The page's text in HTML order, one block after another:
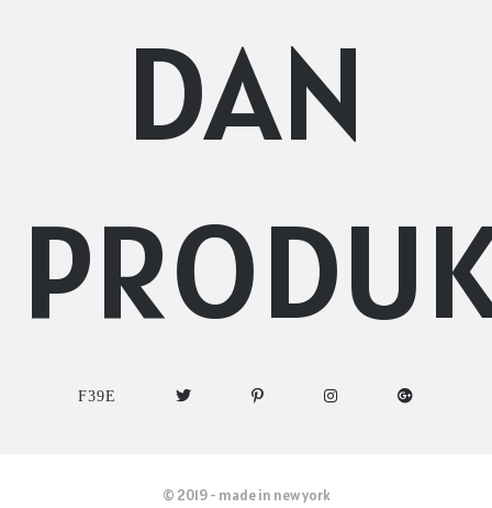
DAN
© 2019 - made in new york